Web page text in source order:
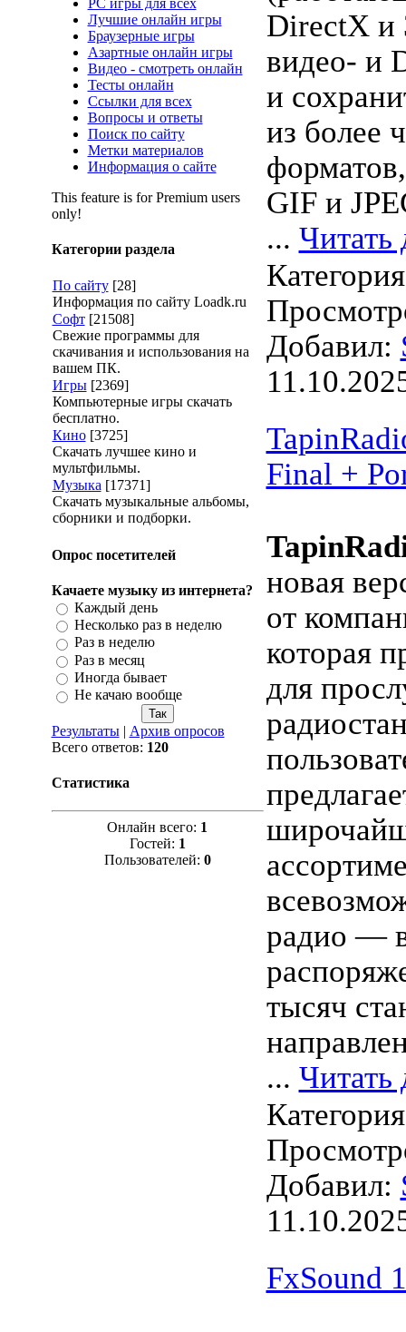
Лучшие онлайн игры
Браузерные игры
Азартные онлайн игры
Видео - смотреть онлайн
Тесты онлайн
Ссылки для всех
Вопросы и ответы
Поиск по сайту
Метки материалов
Информация о сайте
This feature is for Premium users
only!
Категории раздела
По сайту [28]
Информация по сайту Loadk.ru
Софт [21508]
Свежие программы для
скачивания и использования на
вашем ПК.
Игры [2369]
Компьютерные игры скачать
бесплатно.
Кино [3725]
Скачать лучшее кино и
мультфильмы.
Музыка [17371]
Скачать музыкальные альбомы,
сборники и подборки.
Опрос посетителей
Качаете музыку из интернета?
Каждый день
Несколько раз в неделю
Раз в неделю
Раз в месяц
Иногда бывает
Не качаю вообще
Результаты| Архив опросов
Всего ответов: 120
Статистика
Онлайн всего: 1
Гостей: 1
Пользователей: 0
DirectX и
видео- и
и
из более
GIF и
... Читать
Добавил:
Final +
новая
от
которая
для
радио —
тысяч
... Читать
Добавил:
FxSound